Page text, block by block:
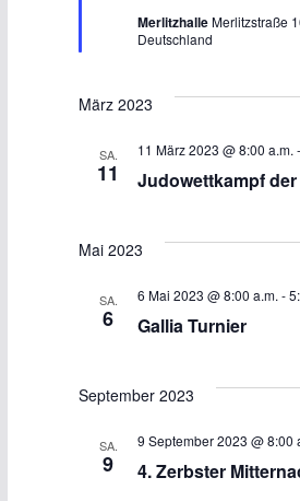
o
r
e
MerlitzhalleMerlitzstraße
Deutschland
März 2023
SA.
11 Judowettkampf
11 März 2023 @ 8:00 a.m.
Mai 2023
SA.
6 Gallia Turnier
6 Mai 2023 @ 8:00 a.m. -
September 2023
SA.
9 4. Zerbster
9 September 2023 @ 8:00